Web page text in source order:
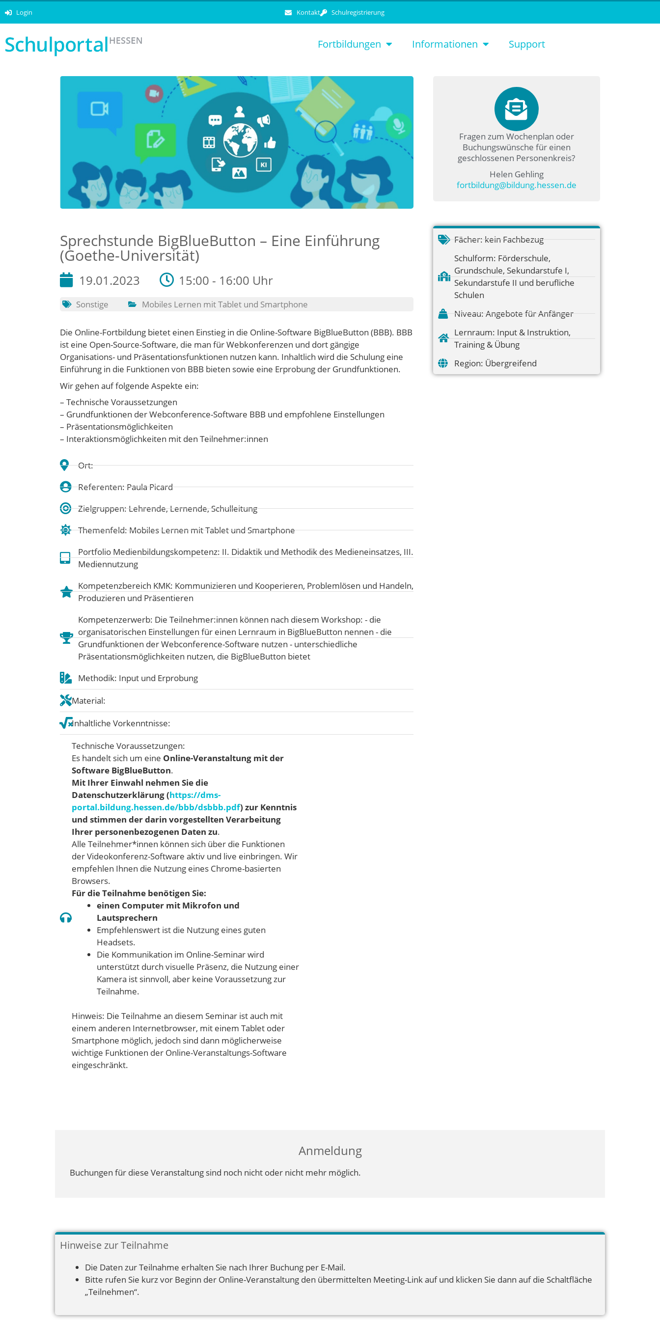
Login Kontakt Schulregistrierung
Fortbildungen Informationen Support
Sprechstunde BigBlueButton – Eine Einführung
(Goethe-Universität)
19.01.2023 15:00 - 16:00 Uhr
Sonstige Mobiles Lernen mit Tablet und Smartphone
Die Online-Fortbildung bietet einen Einstieg in die Online-Software BigBlueButton (BBB). BBB
ist eine Open-Source-Software, die man für Webkonferenzen und dort gängige
Organisations- und Präsentationsfunktionen nutzen kann. Inhaltlich wird die Schulung eine
Einführung in die Funktionen von BBB bieten sowie eine Erprobung der Grundfunktionen.
Wir gehen auf folgende Aspekte ein:
– Technische Voraussetzungen
– Grundfunktionen der Webconference-Software BBB und empfohlene Einstellungen
– Präsentationsmöglichkeiten
– Interaktionsmöglichkeiten mit den Teilnehmer:innen
Ort:
Referenten: Paula Picard
Zielgruppen: Lehrende, Lernende, Schulleitung
Themenfeld:Mobiles Lernen mit Tablet und Smartphone
Portfolio Medienbildungskompetenz: II. Didaktik und Methodik des Medieneinsatzes, III.
Mediennutzung
Kompetenzbereich KMK: Kommunizieren und Kooperieren, Problemlösen und Handeln,
Produzieren und Präsentieren
Kompetenzerwerb: Die Teilnehmer:innen können nach diesem Workshop: - die
organisatorischen Einstellungen für einen Lernraum in BigBlueButton nennen - die
Grundfunktionen der Webconference-Software nutzen - unterschiedliche
Präsentationsmöglichkeiten nutzen, die BigBlueButton bietet
Methodik: Input und Erprobung
Material:
Inhaltliche Vorkenntnisse:
Technische Voraussetzungen:
Es handelt sich um eine Online-Veranstaltung mit der
Software BigBlueButton.
Mit Ihrer Einwahl nehmen Sie die
Datenschutzerklärung (https://dms-
portal.bildung.hessen.de/bbb/dsbbb.pdf) zur Kenntnis
und stimmen der darin vorgestellten Verarbeitung
Ihrer personenbezogenen Daten zu.
Alle Teilnehmer*innen können sich über die Funktionen
der Videokonferenz-Software aktiv und live einbringen. Wir
empfehlen Ihnen die Nutzung eines Chrome-basierten
Browsers.
Für die Teilnahme benötigen Sie:
einen Computer mit Mikrofon und
Lautsprechern
Empfehlenswert ist die Nutzung eines guten
Headsets.
Die Kommunikation im Online-Seminar wird
unterstützt durch visuelle Präsenz, die Nutzung einer
Kamera ist sinnvoll, aber keine Voraussetzung zur
Teilnahme.
Hinweis: Die Teilnahme an diesem Seminar ist auch mit
einem anderen Internetbrowser, mit einem Tablet oder
Smartphone möglich, jedoch sind dann möglicherweise
wichtige Funktionen der Online-Veranstaltungs-Software
eingeschränkt.
Fragen zum Wochenplan oder
Buchungswünsche für einen
geschlossenen Personenkreis?
Helen Gehling
fortbildung@bildung.hessen.de
Fächer: kein Fachbezug
Schulform: Förderschule,
Grundschule, Sekundarstufe I,
Sekundarstufe II und berufliche
Schulen
Niveau: Angebote für Anfänger
Lernraum: Input & Instruktion,
Training & Übung
Region: Übergreifend
Anmeldung
Buchungen für diese Veranstaltung sind noch nicht oder nicht mehr möglich.
Hinweise zur Teilnahme
Die Daten zur Teilnahme erhalten Sie nach Ihrer Buchung per E-Mail.
Bitte rufen Sie kurz vor Beginn der Online-Veranstaltung den übermittelten Meeting-Link auf und klicken Sie dann auf die Schaltfläche
„Teilnehmen“.